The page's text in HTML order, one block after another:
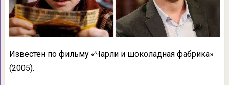
Известен по фильму «Чарли и шоколадная фабрика»
(2005).